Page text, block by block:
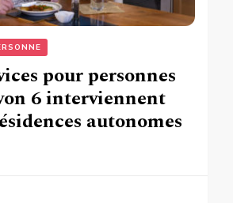
pour personnes
6 interviennent
autonomes